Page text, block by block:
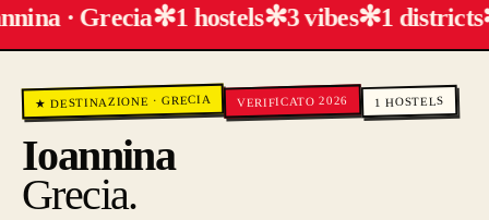
· Grecia✻1 hostels✻3 vibes✻1 districts
★ DESTINAZIONE ·GRECIA VERIFICATO 2026 1 HOSTELS
Ioannina
Grecia.